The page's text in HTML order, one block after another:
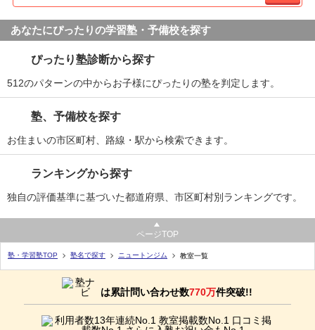
あなたにぴったりの学習塾・予備校を探す
ぴったり塾診断から探す
512のパターンの中からお子様にぴったりの塾を判定します。
塾、予備校を探す
お住まいの市区町村、路線・駅から検索できます。
ランキングから探す
独自の評価基準に基づいた都道府県、市区町村別ランキングです。
ページTOP
塾・学習塾TOP 塾名で探す ニュートンジム 教室一覧
は累計問い合わせ数770万件突破!!